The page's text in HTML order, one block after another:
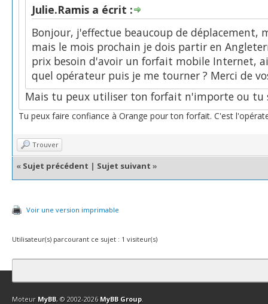
Julie.Ramis a écrit :
Bonjour, j'effectue beaucoup de déplacement,
mais le mois prochain je dois partir en
prix besoin d'avoir un forfait mobile Internet,
quel opérateur puis je me tourner ? Merci de
Mais tu peux utiliser ton forfait n'importe ou tu
Tu peux faire confiance à Orange pour ton forfait. C'est
Trouver
« Sujet précédent | Sujet suivant »
Voir une version imprimable
Utilisateur(s) parcourant ce sujet : 1 visiteur(s)
Contact Club Affiliation Retourner en haut Version bas-débit
Moteur MyBB, © 2002-2026 MyBB Group.